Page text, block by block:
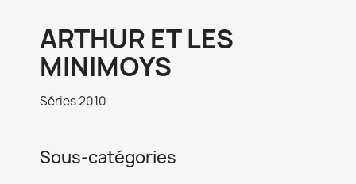
ARTHUR ET LES
MINIMOYS
Séries 2010 -
Sous-catégories